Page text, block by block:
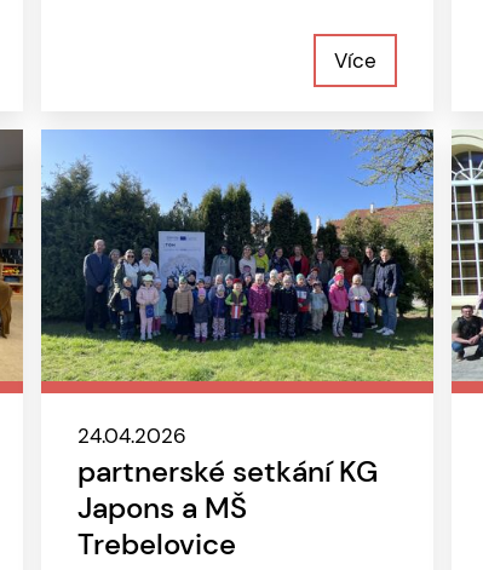
Více
24.04.2026
partnerské setkání KG
Japons a MŠ
Trebelovice